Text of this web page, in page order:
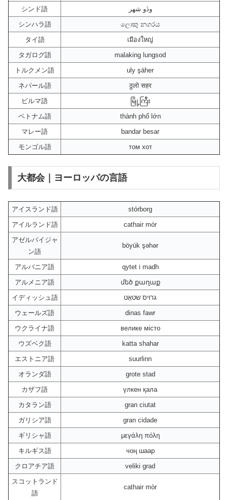
シンド語
وڏو شهر
シンハラ語
ලොකු නගරය
タイ語
เมืองใหญ่
タガログ語
malaking lungsod
トルクメン語
uly şäher
ネパール語
ठुलो सहर
ビルマ語
မြို့ကြီး
ベトナム語
thành phố lớn
マレー語
bandar besar
モンゴル語
том хот
大都会｜ヨーロッパの言語
アイスランド語
stórborg
アイルランド語
cathair mór
アゼルバイジャ
ン語
böyük şəhər
アルバニア語
qytet i madh
アルメニア語
մեծ քաղաք
イディッシュ語
גרויס שטאָט
ウェールズ語
dinas fawr
ウクライナ語
велике місто
ウズベク語
katta shahar
エストニア語
suurlinn
オランダ語
grote stad
カザフ語
үлкен қала
カタラン語
gran ciutat
ガリシア語
gran cidade
ギリシャ語
μεγάλη πόλη
キルギス語
чоң шаар
クロアチア語
veliki grad
スコットランド
語
cathair mòr